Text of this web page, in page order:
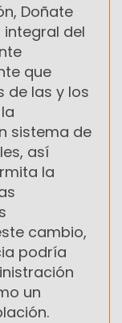
Doñate
del
que
de las y los
sistema de
así
la
cambio,
podría
un